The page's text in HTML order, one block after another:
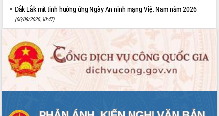
Đắk Lắk mít tinh hưởng ứng Ngày An ninh mạng Việt Nam năm 2026
(06/08/2026, 10:47)